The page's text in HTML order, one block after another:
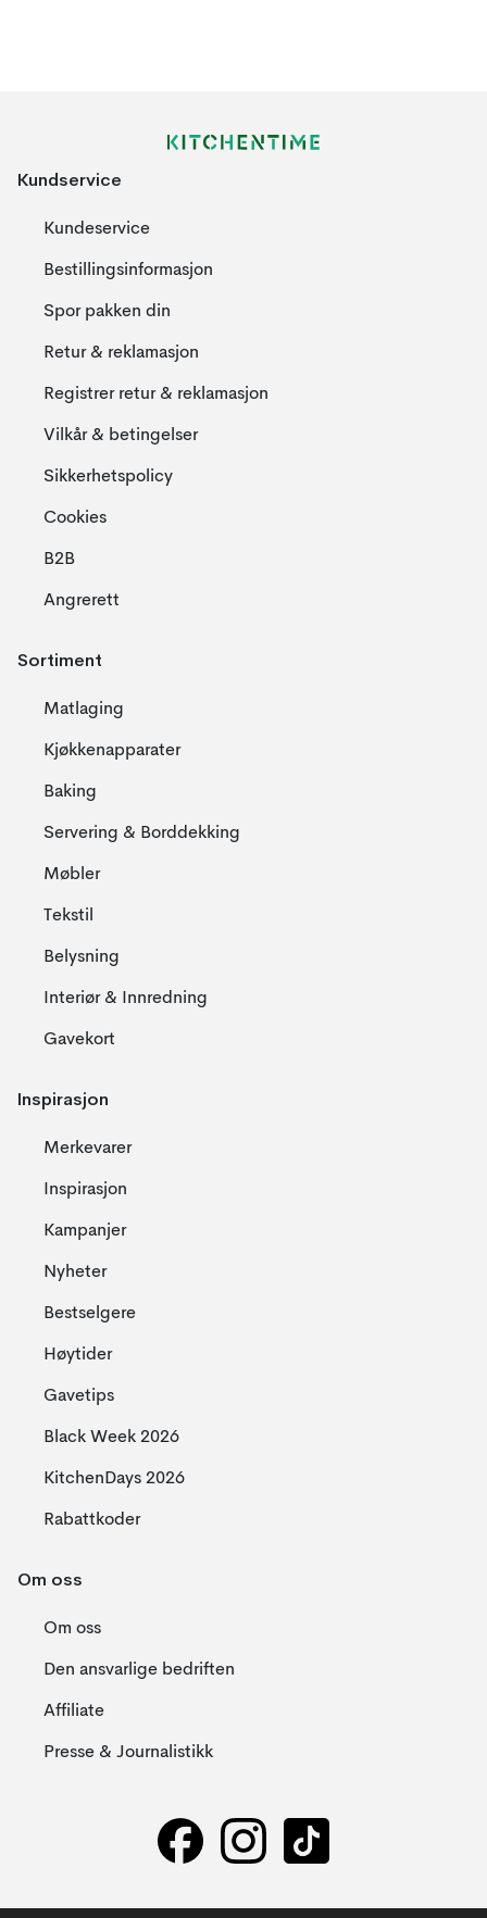
Kundservice
Kundeservice
Bestillingsinformasjon
Spor pakken din
Retur & reklamasjon
Registrer retur & reklamasjon
Vilkår & betingelser
Sikkerhetspolicy
Cookies
B2B
Angrerett
Sortiment
Matlaging
Kjøkkenapparater
Baking
Servering & Borddekking
Møbler
Tekstil
Belysning
Interiør & Innredning
Gavekort
Inspirasjon
Merkevarer
Inspirasjon
Kampanjer
Nyheter
Bestselgere
Høytider
Gavetips
Black Week 2026
KitchenDays 2026
Rabattkoder
Om oss
Om oss
Den ansvarlige bedriften
Affiliate
Presse & Journalistikk